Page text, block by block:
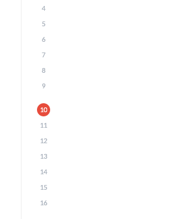
4
5
6
7
8
9
10
11
12
13
14
15
16